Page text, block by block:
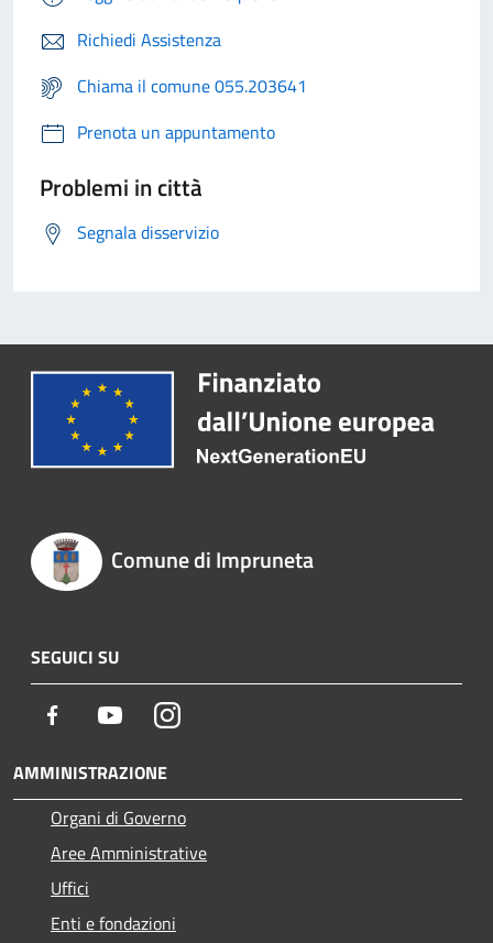
Richiedi Assistenza
Chiama il comune 055.203641
Prenota un appuntamento
Problemi in città
Segnala disservizio
Comune di Impruneta
SEGUICI SU
Facebook YoutubeInstagram
AMMINISTRAZIONE
Organi di Governo
Aree Amministrative
Uffici
Enti e fondazioni